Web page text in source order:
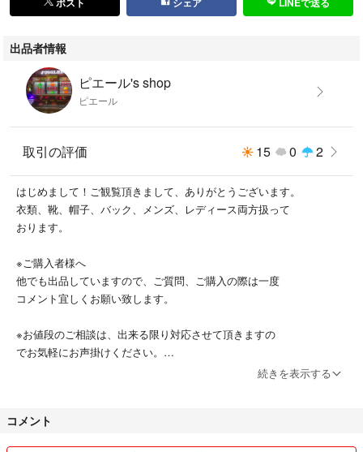
出品者情報
ピエール's shop
ピエール
取引の評価 15 0 2
はじめまして！ご観覧頂きまして、ありがとうございます。
衣類、靴、帽子、バック、メンズ、レディース両方扱って
おります。
※ご購入者様へ
他でも出品していますので、ご質問、ご購入の際は一度
コメント宜しくお願い致します。
※お値段のご相談は、出来る限り対応させて頂きますの
でお気軽にお声掛けください。
続きを表示する
コメント